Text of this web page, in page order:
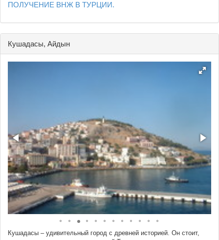
ПОЛУЧЕНИЕ ВНЖ В ТУРЦИИ.
Кушадасы, Айдын
Кушадасы – удивительный город с древней историей. Он стоит,